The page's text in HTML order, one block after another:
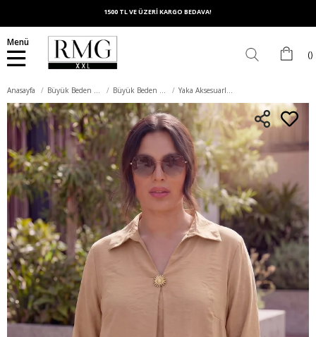
1500 TL VE ÜZERİ KARGO BEDAVA!
Menü
Anasayfa Büyük Beden Üst Giyim Büyük Beden Bluz Yaka Aksesuarlı Büyük Beden Modal Bluz Bej